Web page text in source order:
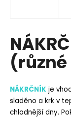
NÁKRČNÍK je
sladěno a krk v
chladnější dny.
í
t
?